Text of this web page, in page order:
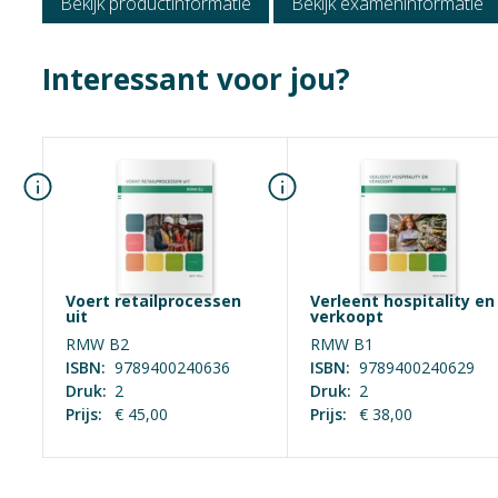
Interessant voor jou?
Voert retailprocessen
uit
RMW B2
ISBN: 9789400240636
Druk: 2
Prijs:
€ 45,00
Verleent hospitality en
verkoopt
RMW B1
ISBN: 9789400240629
Druk: 2
Prijs:
€ 38,00